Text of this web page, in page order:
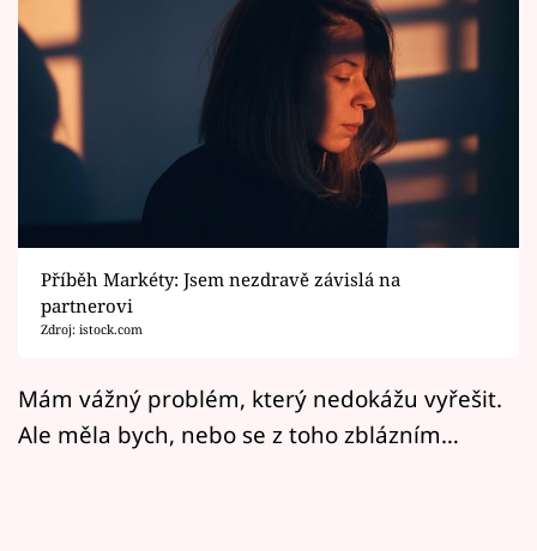
Seriály
Horoskopy
Sledujte prima+
Filmový festival Karlovy Vary
Pořady
Přihlášení
Příběh Markéty: Jsem nezdravě závislá na
partnerovi
Zdroj: istock.com
Mám vážný problém, který nedokážu vyřešit.
Ale měla bych, nebo se z toho zblázním…